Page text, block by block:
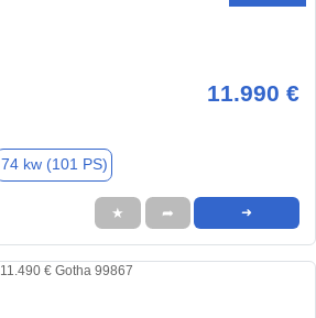
11.990 €
74 kw (101 PS)
★ ➦ ➜